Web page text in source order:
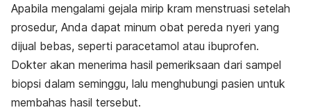
Apabila mengalami gejala mirip kram menstruasi setelah
prosedur, Anda dapat minum obat pereda nyeri yang
dijual bebas, seperti paracetamol atau ibuprofen.
Dokter akan menerima hasil pemeriksaan dari sampel
biopsi dalam seminggu, lalu menghubungi pasien untuk
membahas hasil tersebut.